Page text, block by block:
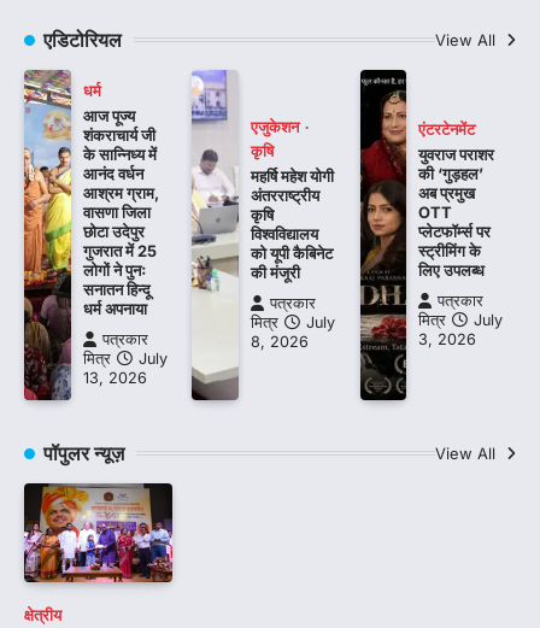
एडिटोरियल View All
धर्म
आज पूज्य
शंकराचार्य जी
के सान्निध्य में
आनंद वर्धन
आश्रम ग्राम,
वासणा जिला
छोटा उदेपुर
गुजरात में 25
लोगों ने पुनः
सनातन हिन्दू
धर्म अपनाया
पत्रकार
मित्र
July
13, 2026
एजुकेशन
कृषि
महर्षि महेश योगी
अंतरराष्ट्रीय
कृषि
विश्वविद्यालय
को यूपी कैबिनेट
की मंजूरी
पत्रकार
मित्र
July
8, 2026
एंटरटेनमेंट
युवराज पराशर
की ‘गुड़हल’
अब प्रमुख
OTT
प्लेटफॉर्म्स पर
स्ट्रीमिंग के
लिए उपलब्ध
पत्रकार
मित्र
July
3, 2026
पॉपुलर न्यूज़ View All
क्षेत्रीय